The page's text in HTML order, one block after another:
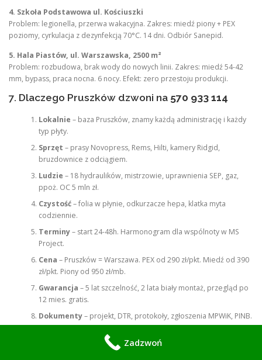
4. Szkoła Podstawowa ul. Kościuszki
Problem: legionella, przerwa wakacyjna. Zakres: miedź piony + PEX
poziomy, cyrkulacja z dezynfekcją 70°C. 14 dni. Odbiór Sanepid.
5. Hala Piastów, ul. Warszawska, 2500 m²
Problem: rozbudowa, brak wody do nowych linii. Zakres: miedź 54-42
mm, bypass, praca nocna. 6 nocy. Efekt: zero przestoju produkcji.
7. Dlaczego Pruszków dzwoni na 570 933 114
Lokalnie – baza Pruszków, znamy każdą administrację i każdy
typ płyty.
Sprzęt – prasy Novopress, Rems, Hilti, kamery Ridgid,
bruzdownice z odciągiem.
Ludzie – 18 hydraulików, mistrzowie, uprawnienia SEP, gaz,
ppoż. OC 5 mln zł.
Czystość– folia w płynie, odkurzacze hepa, klatka myta
codziennie.
Terminy– start 24-48h. Harmonogram dla wspólnoty w MS
Project.
Cena – Pruszków = Warszawa. PEX od 290 zł/pkt. Miedź od 390
zł/pkt. Piony od 950 zł/mb.
Gwarancja – 5 lat szczelność, 2 lata biały montaż, przegląd po
12 mies. gratis.
Dokumenty– projekt, DTR, protokoły, zgłoszenia MPWiK, PINB.
– miasto Pruszków refunduje do 50% wymiany
pionów. Pomagamy.
Zadzwoń